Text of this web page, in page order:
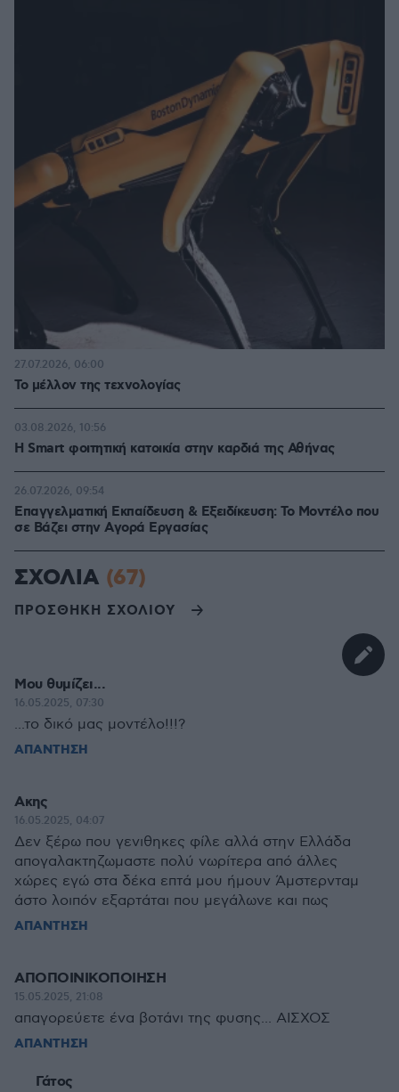
Το μέλλον της τεχνολογίας
27.07.2026, 06:00
Η Smart φοιτητική κατοικία στην καρδιά της Αθήνας
03.08.2026, 10:56
Επαγγελματική Εκπαίδευση & Εξειδίκευση: Το Mοντέλο που
σε Bάζει στην Aγορά Eργασίας
26.07.2026, 09:54
ΣΧΟΛΙΑ (67)
ΠΡΟΣΘΗΚΗ ΣΧΟΛΙΟΥ
Μου θυμίζει...
16.05.2025, 07:30
...το δικό μας μοντέλο!!!?
ΑΠΑΝΤΗΣΗ
Ακης
16.05.2025, 04:07
Δεν ξέρω που γενιθηκες φίλε αλλά στην Ελλάδα
απογαλακτηζωμαστε πολύ νωρίτερα από άλλες
χώρες εγώ στα δέκα επτά μου ήμουν Άμστερνταμ
άστο λοιπόν εξαρτάται που μεγάλωνε και πως
ΑΠΑΝΤΗΣΗ
ΑΠΟΠΟΙΝΙΚΟΠΟΙΗΣΗ
15.05.2025, 21:08
απαγορεύετε ένα βοτάνι της φυσης... ΑΙΣΧΟΣ
ΑΠΑΝΤΗΣΗ
Γάτος